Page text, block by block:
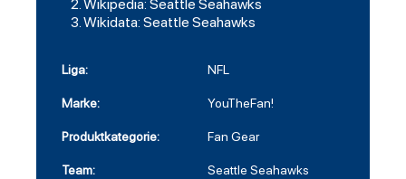
Wikipedia: Seattle Seahawks
Wikidata: Seattle Seahawks
Liga: NFL
Marke: YouTheFan!
Produktkategorie: Fan Gear
Team: Seattle Seahawks